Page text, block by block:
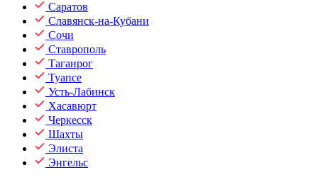
Саратов
Славянск-на-Кубани
Сочи
Ставрополь
Таганрог
Туапсе
Усть-Лабинск
Хасавюрт
Черкесск
Шахты
Элиста
Энгельс